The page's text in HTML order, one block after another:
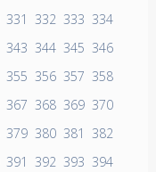
331 332 333 334
343 344 345 346
355 356 357 358
367 368 369 370
379 380 381
382
391 392 393 394